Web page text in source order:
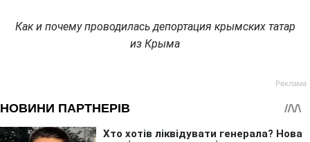
Как и почему проводилась депортация крымских татар
из Крыма